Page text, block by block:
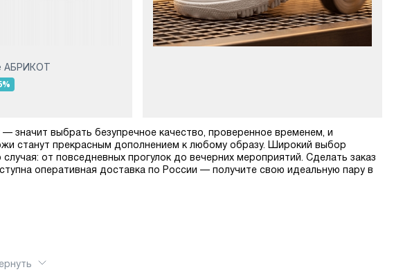
АБРИКОТ
значит выбрать безупречное качество, проверенное временем, и
станут прекрасным дополнением к любому образу. Широкий выбор
от повседневных прогулок до вечерних мероприятий. Сделать заказ
оперативная доставка по России — получите свою идеальную пару в